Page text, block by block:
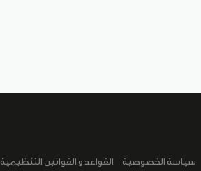
القواعد و القوانين التنظيمية سياسة الخصوصية